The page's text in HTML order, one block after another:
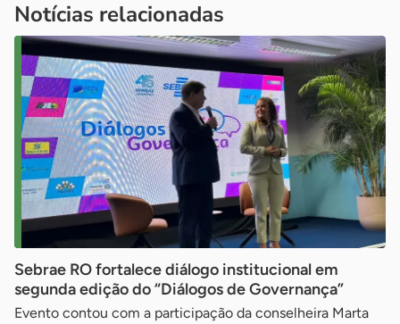
Notícias relacionadas
Sebrae RO fortalece diálogo institucional em
segunda edição do “Diálogos de Governança”
Evento contou com a participação da conselheira Marta